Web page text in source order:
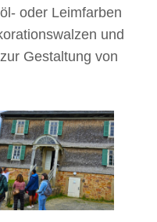
oder Leimfarben
und
Gestaltung von